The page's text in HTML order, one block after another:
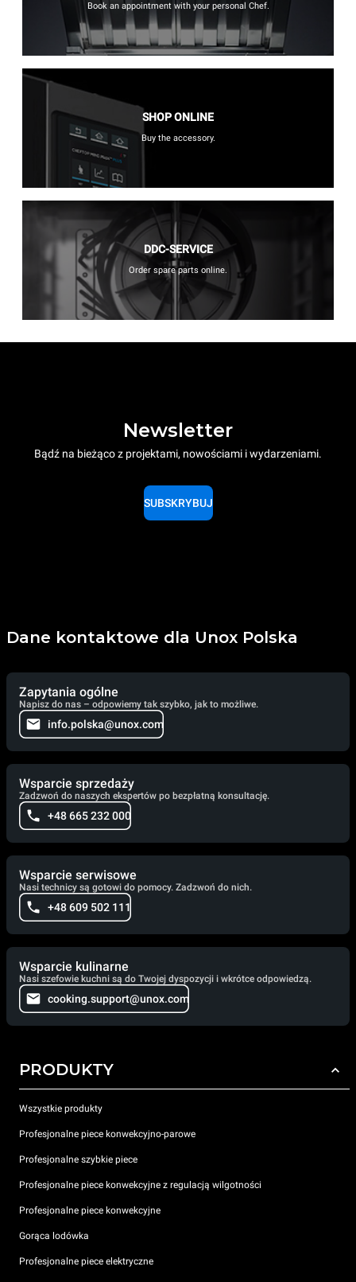
Book an appointment with your personal Chef.
SHOP ONLINE
Buy the accessory.
DDC-SERVICE
Order spare parts online.
Newsletter
Bądź na bieżąco z projektami, nowościami i wydarzeniami.
SUBSKRYBUJ
Dane kontaktowe dla Unox Polska
Zapytania ogólne
Napisz do nas – odpowiemy tak szybko, jak to możliwe.
info.polska@unox.com
Wsparcie sprzedaży
Zadzwoń do naszych ekspertów po bezpłatną konsultację.
+48 665 232 000
Wsparcie serwisowe
Nasi technicy są gotowi do pomocy. Zadzwoń do nich.
+48 609 502 111
Wsparcie kulinarne
Nasi szefowie kuchni są do Twojej dyspozycji i wkrótce odpowiedzą.
cooking.support@unox.com
PRODUKTY
Wszystkie produkty
Profesjonalne piece konwekcyjno-parowe
Profesjonalne szybkie piece
Profesjonalne piece konwekcyjne z regulacją wilgotności
Profesjonalne piece konwekcyjne
Gorąca lodówka
Profesjonalne piece elektryczne